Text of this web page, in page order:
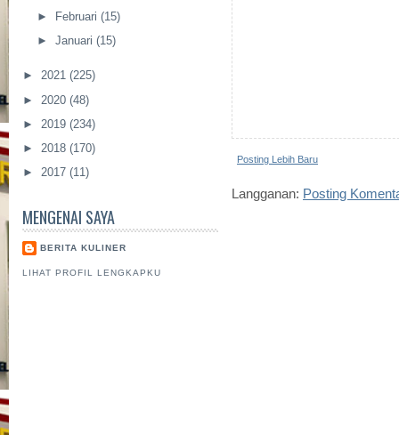
► Februari (15)
► Januari (15)
► 2021 (225)
► 2020 (48)
► 2019 (234)
► 2018 (170)
► 2017 (11)
MENGENAI SAYA
BERITA KULINER
LIHAT PROFIL LENGKAPKU
Posting Lebih Baru
Langganan: Posting